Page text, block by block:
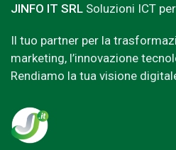
JINFO IT SRL Soluzioni ICT
Il tuo partner per la
marketing, l’innovazione
Rendiamo la tua visione